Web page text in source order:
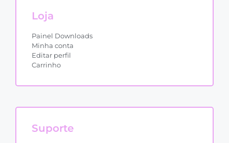
Loja
Painel Downloads
Minha conta
Editar perfil
Carrinho
Suporte